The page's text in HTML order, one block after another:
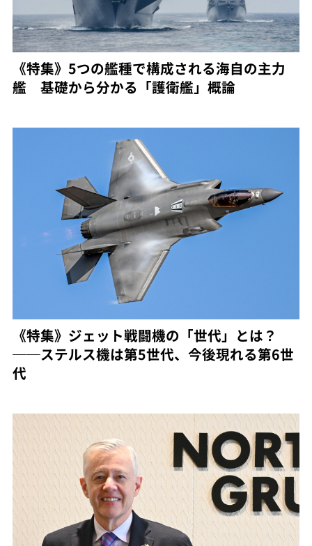
《特集》5つの艦種で構成される海自の主力
艦 基礎から分かる「護衛艦」概論
《特集》ジェット戦闘機の「世代」とは？
──ステルス機は第5世代、今後現れる第6世
代